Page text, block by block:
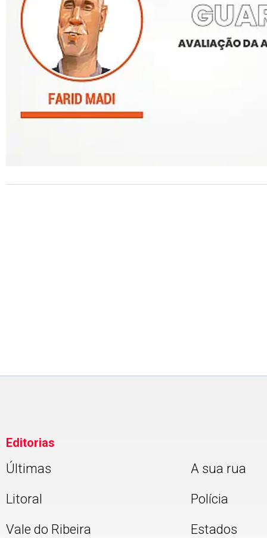
Editorias
Últimas
Litoral
Vale do Ribeira
A sua rua
Polícia
Estados